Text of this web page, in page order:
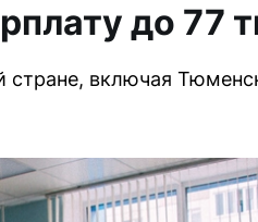
до 77
стране, включая